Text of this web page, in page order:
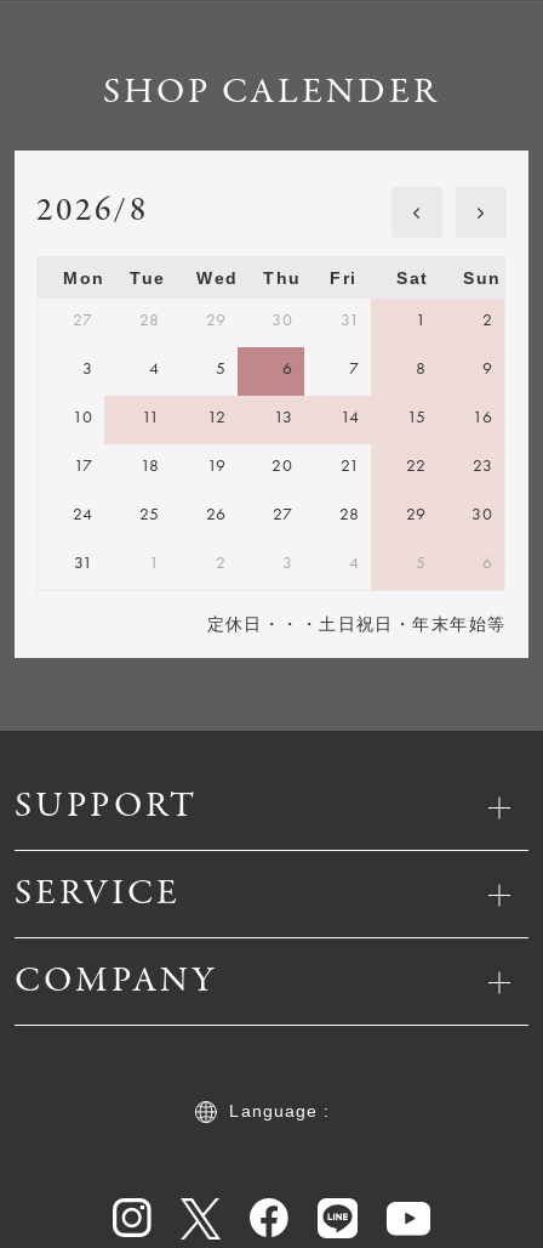
SUPPORT
SERVICE
COMPANY
Language :
SHOP CALENDER
2026/8
Mon Tue Wed Thu Fri Sat Sun
27 28 29 30 31 1 2
3 4 5 6 7 8 9
10 11 12 13 14 15 16
17 18 19 20 21 22 23
24 25 26 27 28 29 30
31 1 2 3 4 5 6
定休日・・・土日祝日・年末年始等